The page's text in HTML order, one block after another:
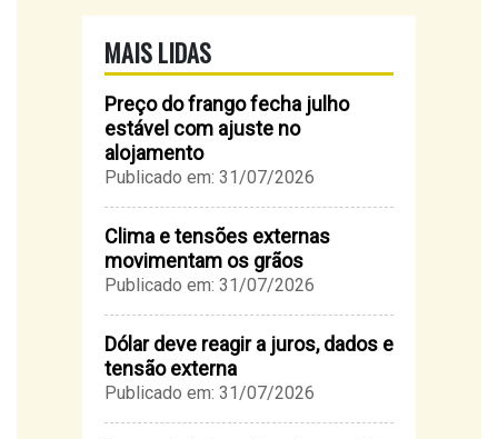
MAIS LIDAS
Preço do frango fecha julho
estável com ajuste no
alojamento
Publicado em: 31/07/2026
Clima e tensões externas
movimentam os grãos
Publicado em: 31/07/2026
Dólar deve reagir a juros, dados e
tensão externa
Publicado em: 31/07/2026